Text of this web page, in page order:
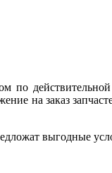
по
на заказ
выгодные